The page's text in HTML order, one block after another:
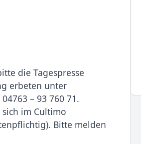
die Tagespresse
erbeten unter
– 93 760 71.
im Cultimo
Bitte melden